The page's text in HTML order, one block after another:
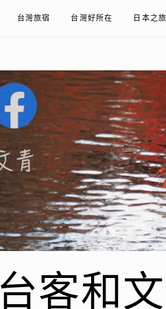
台灣旅宿 台灣好所在 日本之旅
台客和